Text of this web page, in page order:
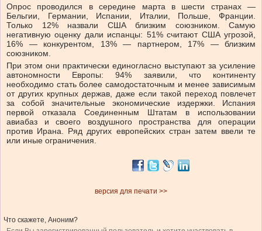
Опрос проводился в середине марта в шести странах —
Бельгии, Германии, Испании, Италии, Польше, Франции.
Только 12% назвали США близким союзником. Самую
негативную оценку дали испанцы: 51% считают США угрозой,
16% — конкурентом, 13% — партнером, 17% — близким
союзником.
При этом они практически единогласно выступают за усиление
автономности Европы: 94% заявили, что континенту
необходимо стать более самодостаточным и менее зависимым
от других крупных держав, даже если такой переход повлечет
за собой значительные экономические издержки. Испания
первой отказала Соединенным Штатам в использовании
авиабаз и своего воздушного пространства для операции
против Ирана. Ряд других европейских стран затем ввели те
или иные ограничения.
версия для печати >>
Что скажете, Аноним?